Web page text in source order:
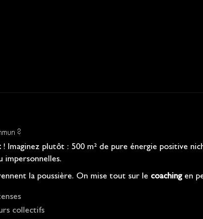
?
! Imaginez plutôt : 500 m² de pure énergie positive
impersonnelles.
la poussière. On mise tout sur le coachingen
collectifs